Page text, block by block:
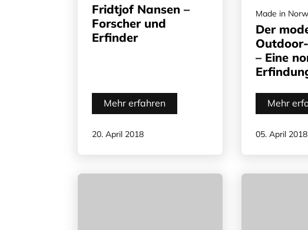
Fridtjof Nansen –
Forscher und
Erfinder
Mehr erfahren
20. April 2018
Made in
Der
– Eine
Mehr
05. April 2018